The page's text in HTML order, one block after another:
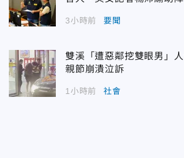
3小時前 要聞
雙溪「遭惡鄰挖雙眼男」
親節崩潰泣訴
1小時前 社會